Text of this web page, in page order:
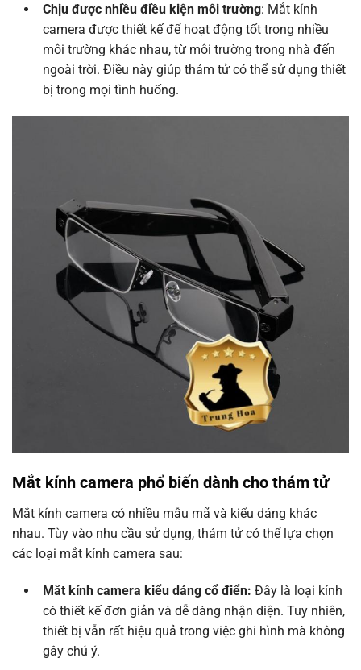
Chịu được nhiều điều kiện môi trường: Mắt kính
camera được thiết kế để hoạt động tốt trong nhiều
môi trường khác nhau, từ môi trường trong nhà đến
ngoài trời. Điều này giúp thám tử có thể sử dụng thiết
bị trong mọi tình huống.
Mắt kính camera phổ biến dành cho thám tử
Mắt kính camera có nhiều mẫu mã và kiểu dáng khác
nhau. Tùy vào nhu cầu sử dụng, thám tử có thể lựa chọn
các loại mắt kính camera sau:
Mắt kính camera kiểu dáng cổ điển: Đây là loại kính
có thiết kế đơn giản và dễ dàng nhận diện. Tuy nhiên,
thiết bị vẫn rất hiệu quả trong việc ghi hình mà không
gây chú ý.